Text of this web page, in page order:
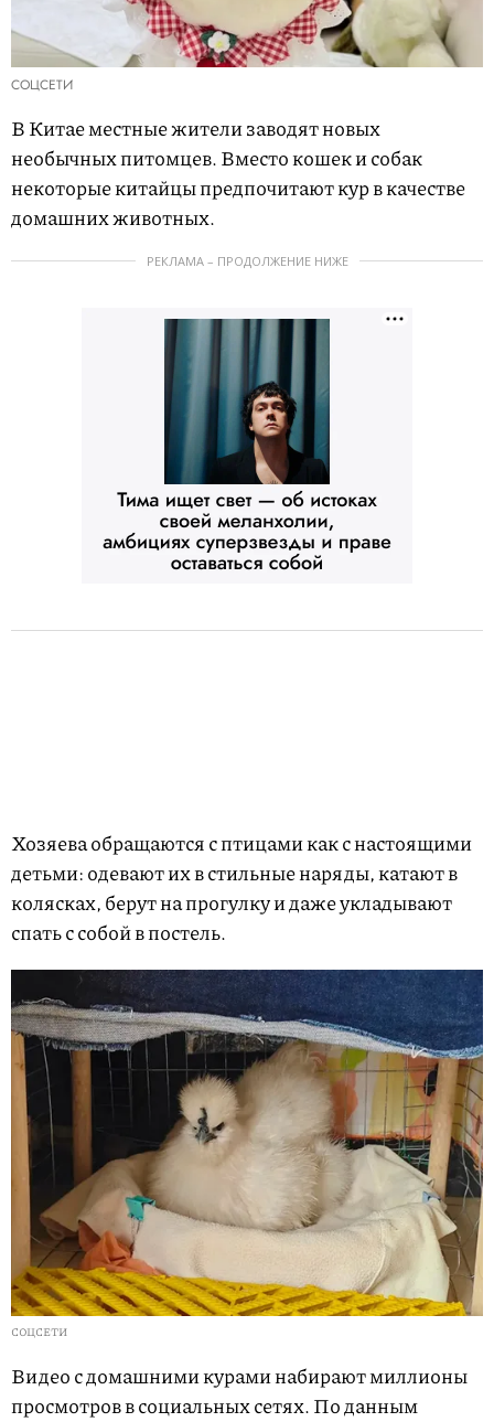
СОЦСЕТИ
В Китае местные жители заводят новых
необычных питомцев. Вместо кошек и собак
некоторые китайцы предпочитают кур в качестве
домашних животных.
РЕКЛАМА – ПРОДОЛЖЕНИЕ НИЖЕ
Хозяева обращаются с птицами как с настоящими
детьми: одевают их в стильные наряды, катают в
колясках, берут на прогулку и даже укладывают
спать с собой в постель.
СОЦСЕТИ
Видео с домашними курами набирают миллионы
просмотров в социальных сетях. По данным